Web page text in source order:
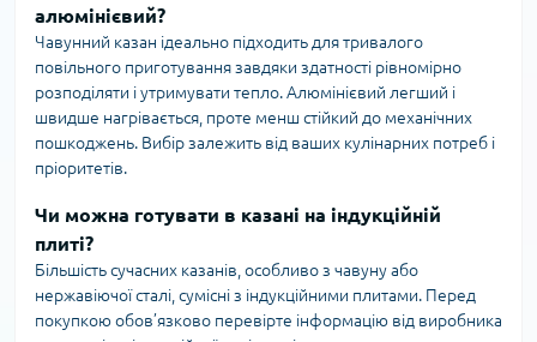
алюмінієвий?
Чавунний казан ідеально підходить для тривалого
повільного приготування завдяки здатності рівномірно
розподіляти і утримувати тепло. Алюмінієвий легший і
швидше нагрівається, проте менш стійкий до механічних
пошкоджень. Вибір залежить від ваших кулінарних потреб і
пріоритетів.
Чи можна готувати в казані на індукційній
плиті?
Більшість сучасних казанів, особливо з чавуну або
нержавіючої сталі, сумісні з індукційними плитами. Перед
покупкою обов’язково перевірте інформацію від виробника